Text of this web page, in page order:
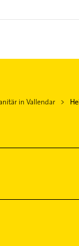
in Vallendar